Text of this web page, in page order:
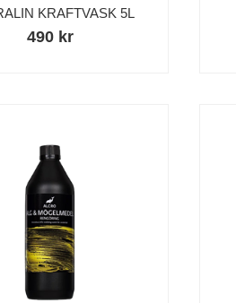
KRAFTVASK 5L
490 kr